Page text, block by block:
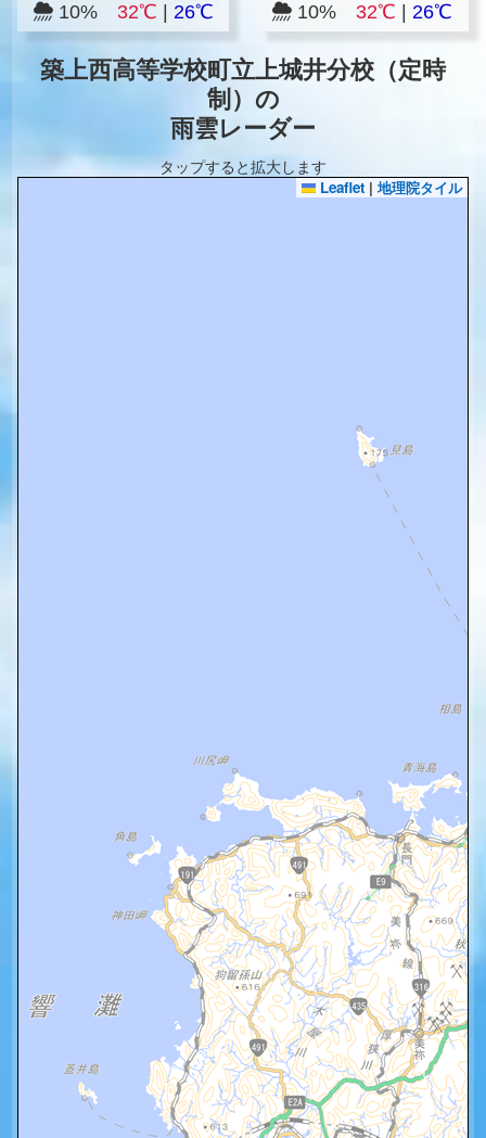
10% 32℃ 26℃ 10%32℃ |26℃
築上西高等学校町立上城井分校（定時
制）の
雨雲レーダー
タップすると拡大します
Leaflet | 地理院タイル